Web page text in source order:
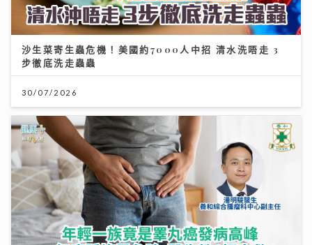
沙生菜寄生蟲危機！美國約7000人中招 清水洗唔走 3
步徹底洗走蟲蟲
30/07/2026